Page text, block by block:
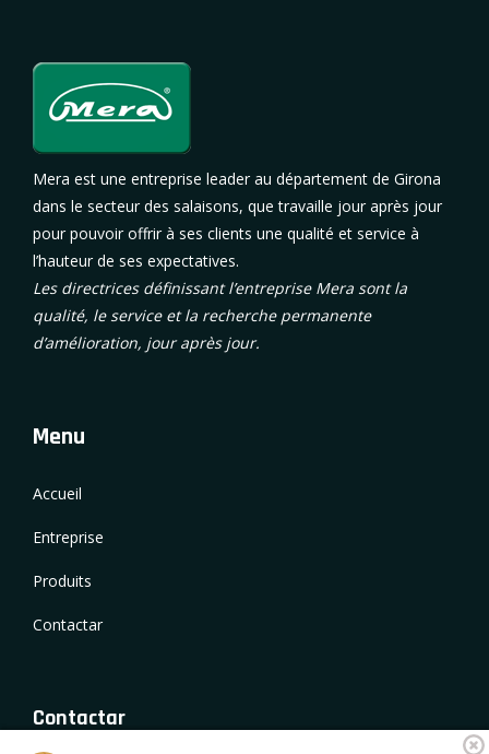
Mera est une entreprise leader au département de Girona
dans le secteur des salaisons, que travaille jour après jour
pour pouvoir offrir à ses clients une qualité et service à
l’hauteur de ses expectatives.
Les directrices définissant l’entreprise Mera sont la
qualité, le service et la recherche permanente
d’amélioration, jour après jour.
Menu
Accueil
Entreprise
Produits
Contactar
Contactar